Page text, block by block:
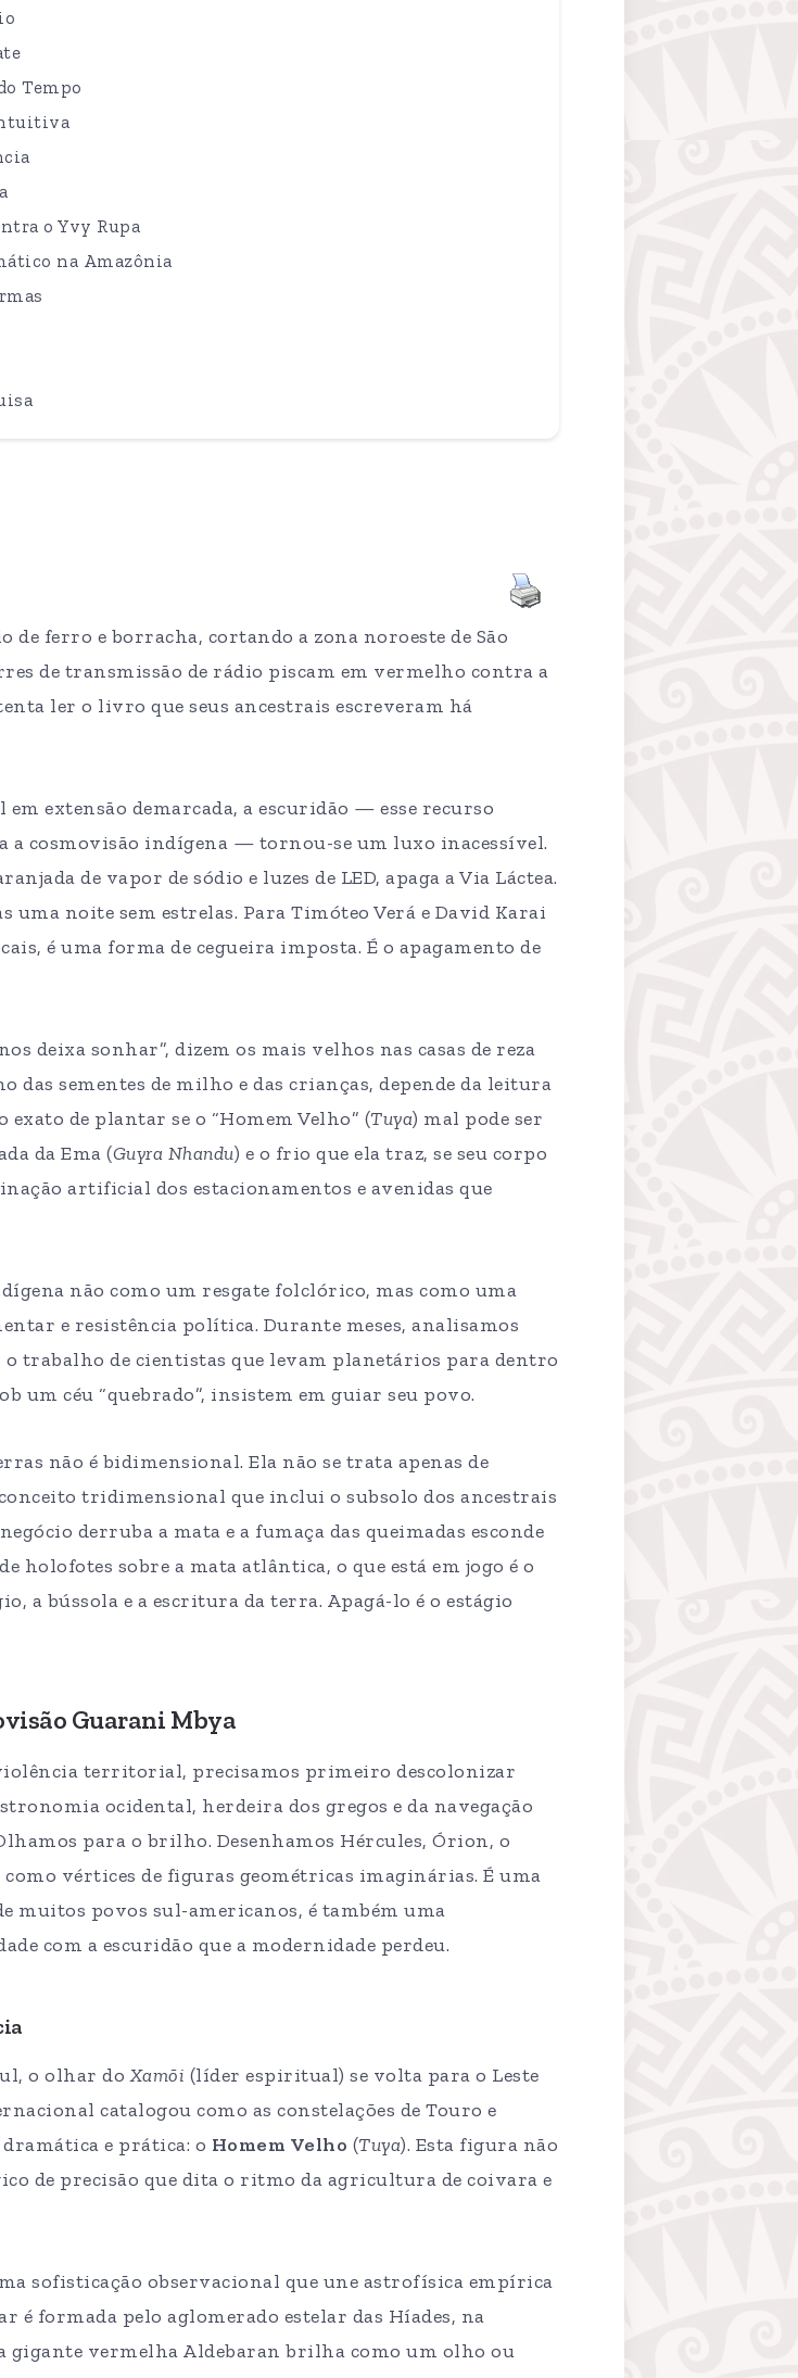
Tempo
o Yvy Rupa
na Amazônia
ferro e borracha, cortando a zona noroeste de São
de transmissão de rádio piscam em vermelho contra a
ler o livro que seus ancestrais escreveram há
extensão demarcada, a escuridão — esse recurso
a cosmovisão indígena — tornou-se um luxo inacessível.
de vapor de sódio e luzes de LED, apaga a Via Láctea.
uma noite sem estrelas. Para Timóteo Verá e David Karai
é uma forma de cegueira imposta. É o apagamento de
deixa sonhar”, dizem os mais velhos nas casas de reza
das sementes de milho e das crianças, depende da leitura
de plantar se o “Homem Velho” (Tuya) mal pode ser
da Ema (Guyra Nhandu) e o frio que ela traz, se seu corpo
artificial dos estacionamentos e avenidas que
não como um resgate folclórico, mas como uma
e resistência política. Durante meses, analisamos
trabalho de cientistas que levam planetários para dentro
um céu “quebrado”, insistem em guiar seu povo.
não é bidimensional. Ela não se trata apenas de
tridimensional que inclui o subsolo dos ancestrais
derruba a mata e a fumaça das queimadas esconde
holofotes sobre a mata atlântica, o que está em jogo é o
a bússola e a escritura da terra. Apagá-lo é o estágio
Guarani Mbya
territorial, precisamos primeiro descolonizar
ocidental, herdeira dos gregos e da navegação
para o brilho. Desenhamos Hércules, Órion, o
vértices de figuras geométricas imaginárias. É uma
muitos povos sul-americanos, é também uma
com a escuridão que a modernidade perdeu.
o olhar doXamõi (líder espiritual) se volta para o Leste
catalogou como as constelações de Touro e
e prática: o Homem Velho (Tuya). Esta figura não
de precisão que dita o ritmo da agricultura de coivara e
sofisticação observacional que une astrofísica empírica
formada pelo aglomerado estelar das Híades, na
gigante vermelha Aldebaran brilha como um olho ou